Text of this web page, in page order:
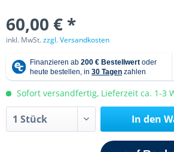
60,00 € *
inkl. MwSt.zzgl. Versandkosten
Sofort versandfertig, Lieferzeit ca. 1-3
In den